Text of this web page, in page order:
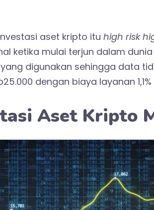
aset kripto itu high risk
ketika mulai terjun dalam
digunakan sehingga data
dengan biaya layanan 1,1%
Aset Kripto